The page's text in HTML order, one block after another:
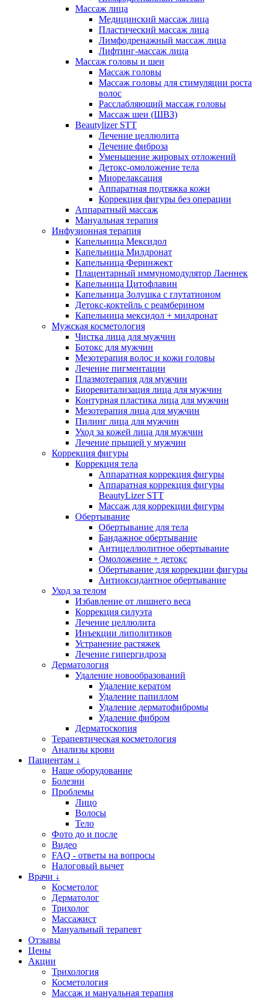
Массаж лица
Медицинский массаж лица
Пластический массаж лица
Лимфодренажный массаж лица
Лифтинг-массаж лица
Массаж головы и шеи
Массаж головы
Массаж головы для стимуляции роста
волос
Расслабляющий массаж головы
Массаж шеи (ШВЗ)
Beautylizer STT
Лечение целлюлита
Лечение фиброза
Уменьшение жировых отложений
Детокс-омоложение тела
Миорелаксация
Аппаратная подтяжка кожи
Коррекция фигуры без операции
Аппаратный массаж
Мануальная терапия
Инфузионная терапия
Капельница Мексидол
Капельница Милдронат
Капельница Феринжект
Плацентарный иммуномодулятор Лаеннек
Капельница Цитофлавин
Капельница Золушка с глутатионом
Детокс-коктейль с реамберином
Капельница мексидол + милдронат
Мужская косметология
Чистка лица для мужчин
Ботокс для мужчин
Мезотерапия волос и кожи головы
Лечение пигментации
Плазмотерапия для мужчин
Биоревитализация лица для мужчин
Контурная пластика лица для мужчин
Мезотерапия лица для мужчин
Пилинг лица для мужчин
Уход за кожей лица для мужчин
Лечение прыщей у мужчин
Коррекция фигуры
Коррекция тела
Аппаратная коррекция фигуры
Аппаратная коррекция фигуры
BeautyLizer STT
Массаж для коррекции фигуры
Обертывание
Обертывание для тела
Бандажное обертывание
Антицеллюлитное обертывание
Омоложение + детокс
Обертывание для коррекции фигуры
Антиоксидантное обертывание
Уход за телом
Избавление от лишнего веса
Коррекция силуэта
Лечение целлюлита
Инъекции липолитиков
Устранение растяжек
Лечение гипергидроза
Дерматология
Удаление новообразований
Удаление кератом
Удаление папиллом
Удаление дерматофибромы
Удаление фибром
Дерматоскопия
Терапевтическая косметология
Анализы крови
Пациентам ↓
Наше оборудование
Болезни
Проблемы
Лицо
Волосы
Тело
Фото до и после
Видео
FAQ - ответы на вопросы
Налоговый вычет
Врачи ↓
Косметолог
Дерматолог
Трихолог
Массажист
Мануальный терапевт
Отзывы
Цены
Акции
Трихология
Косметология
Массаж и мануальная терапия